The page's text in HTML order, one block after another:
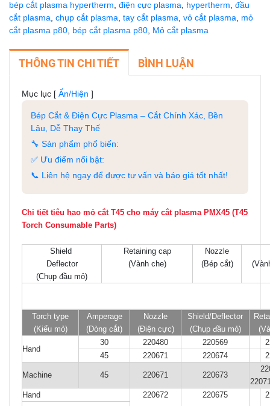
bép cắt plasma hypertherm điện cực plasma hypertherm đầu
cắt plasma chụp cắt plasma tay cắt plasma vỏ cắt plasma
mỏ
cắt plasma p80 bép cắt plasma p80 Mỏ cắt plasma
THÔNG TIN CHI TIẾT BÌNH LUẬN
Mục lục [ Ẩn/Hiện ]
Bép Cắt & Điện Cực Plasma – Cắt Chính Xác, Bền
Lâu, Dễ Thay Thế
🔧 Sản phẩm phổ biến:
✅ Ưu điểm nổi bật:
📞 Liên hệ ngay để được tư vấn và báo giá tốt nhất!
Chi tiết tiêu hao mỏ cắt T45 cho máy cắt plasma PMX45 (T45
Torch Consumable Parts)
Shield
Deflector
(Chụp đầu mỏ)
Retaining cap
(Vành che)
Nozzle
(Bép cắt)
Torch type
(Kiểu mỏ)
Amperage
(Dòng cắt)
Nozzle
(Điện cực)
Shield/Deflector
(Chụp đầu mỏ)
Hand
30 220480 220569
45
220671 220674
Machine 45 220671 220673
Hand
220672 220675